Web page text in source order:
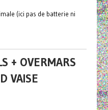
(ici pas de batterie ni
+ OVERMARS
VAISE